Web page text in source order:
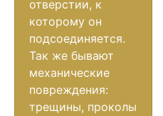
отверстии, к
которому он
подсоединяется.
Так же бывают
механические
повреждения:
трещины, проколы